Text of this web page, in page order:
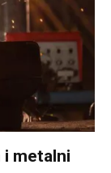
i metalni